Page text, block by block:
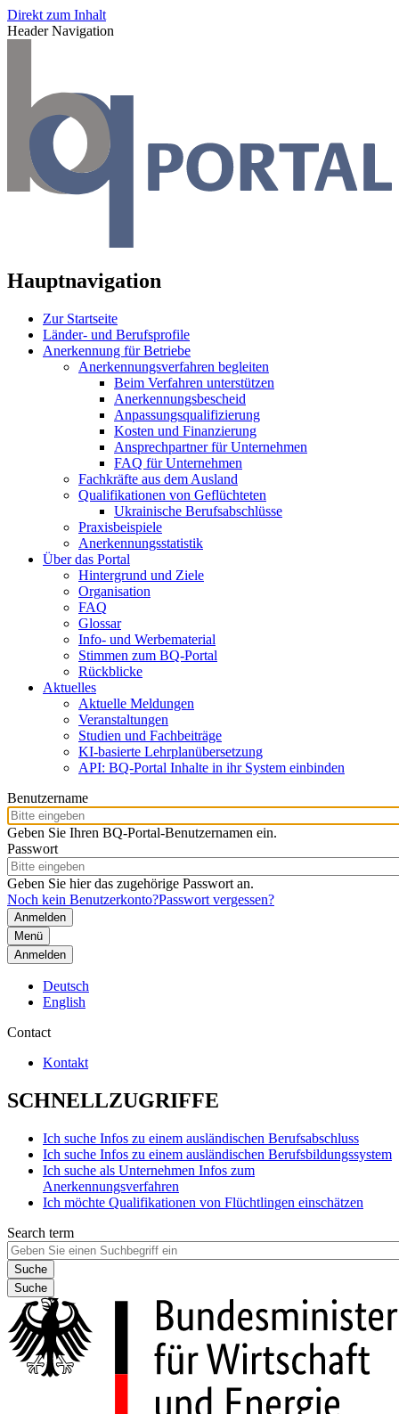
Direkt zum Inhalt
Header Navigation
Hauptnavigation
Zur Startseite
Länder- und Berufsprofile
Anerkennung für Betriebe
Anerkennungsverfahren begleiten
Beim Verfahren unterstützen
Anerkennungsbescheid
Anpassungsqualifizierung
Kosten und Finanzierung
Ansprechpartner für Unternehmen
FAQ für Unternehmen
Fachkräfte aus dem Ausland
Qualifikationen von Geflüchteten
Ukrainische Berufsabschlüsse
Praxisbeispiele
Anerkennungsstatistik
Über das Portal
Hintergrund und Ziele
Organisation
FAQ
Glossar
Info- und Werbematerial
Stimmen zum BQ-Portal
Rückblicke
Aktuelles
Aktuelle Meldungen
Veranstaltungen
Studien und Fachbeiträge
KI-basierte Lehrplanübersetzung
API: BQ-Portal Inhalte in ihr System einbinden
Benutzername
Geben Sie Ihren BQ-Portal-Benutzernamen ein.
Passwort
Geben Sie hier das zugehörige Passwort an.
Noch kein Benutzerkonto?Passwort vergessen?
Menü
Anmelden
Deutsch
English
Contact
Kontakt
SCHNELLZUGRIFFE
Ich suche Infos zu einem ausländischen Berufsabschluss
Ich suche Infos zu einem ausländischen Berufsbildungssystem
Ich suche als Unternehmen Infos zum
Anerkennungsverfahren
Ich möchte Qualifikationen von Flüchtlingen einschätzen
Search term
Suche